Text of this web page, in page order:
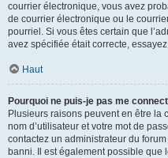
courrier électronique, vous avez
de courrier électronique ou le
pourriel. Si vous êtes certain que
avez spécifiée était correcte,
Haut
Pourquoi ne puis-je pas me
Plusieurs raisons peuvent en être la
nom d’utilisateur et votre mot de
contactez un administrateur du
banni. Il est également possible que